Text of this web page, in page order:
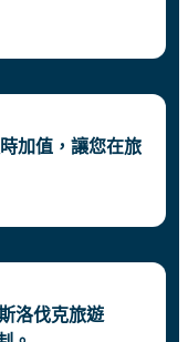
加值，讓您在旅
洛伐克旅遊